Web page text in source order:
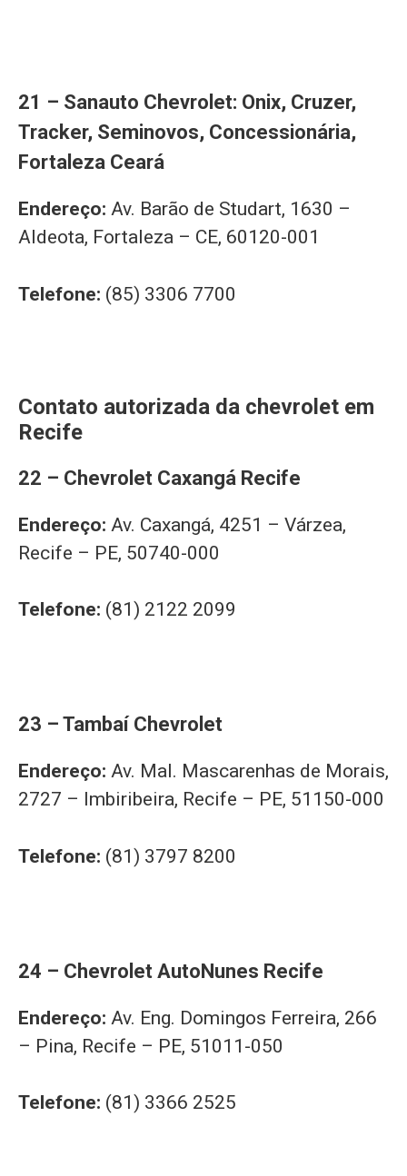
21 – Sanauto Chevrolet: Onix, Cruzer,
Tracker, Seminovos, Concessionária,
Fortaleza Ceará
Endereço: Av. Barão de Studart, 1630 –
Aldeota, Fortaleza – CE, 60120-001
Telefone: (85) 3306 7700
Contato autorizada da chevrolet em
Recife
22 – Chevrolet Caxangá Recife
Endereço: Av. Caxangá, 4251 – Várzea,
Recife – PE, 50740-000
Telefone: (81) 2122 2099
23 – Tambaí Chevrolet
Endereço: Av. Mal. Mascarenhas de Morais,
2727 – Imbiribeira, Recife – PE, 51150-000
Telefone: (81) 3797 8200
24 – Chevrolet AutoNunes Recife
Endereço: Av. Eng. Domingos Ferreira, 266
– Pina, Recife – PE, 51011-050
Telefone: (81) 3366 2525